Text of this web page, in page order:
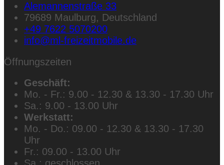
Alemannenstraße 33
79689 Maulburg, Deutschland
+49 7622 5070200
info@ml-freizeitmobile.de
Öffnungszeiten
Geschäft:
Mo. - Fr.: 9.00 - 12.30 & 13.30 - 17.30 Uhr
Sa.: 9.00 - 13.00 Uhr
Werkstatt:
Mo. - Do.: 09.00 - 12.30 & 13.30 - 17.30
Uhr
Fr.: 09.00 - 13.00 Uhr